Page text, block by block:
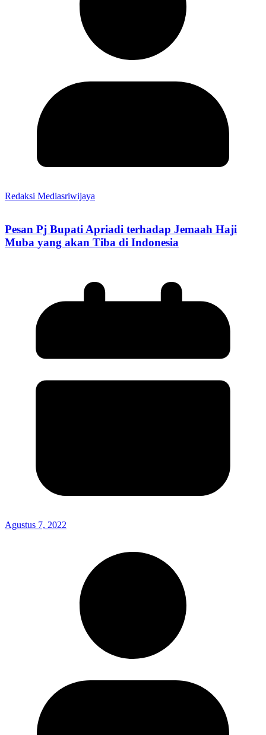
Redaksi Mediasriwijaya
Pesan Pj Bupati Apriadi terhadap Jemaah Haji
Muba yang akan Tiba di Indonesia
Agustus 7, 2022